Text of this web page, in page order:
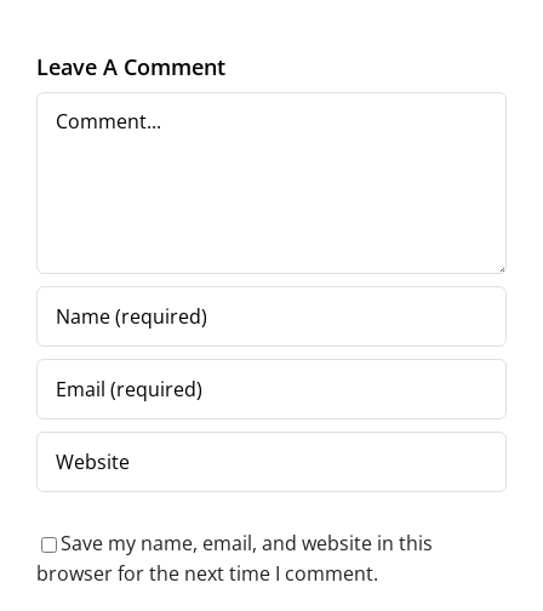
Regional
de Afaceri
Leave A Comment
Save my name, email, and website in this
browser for the next time I comment.